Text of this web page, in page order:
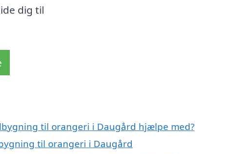
dig til
til orangeri i Daugård hjælpe med?
til orangeri i Daugård